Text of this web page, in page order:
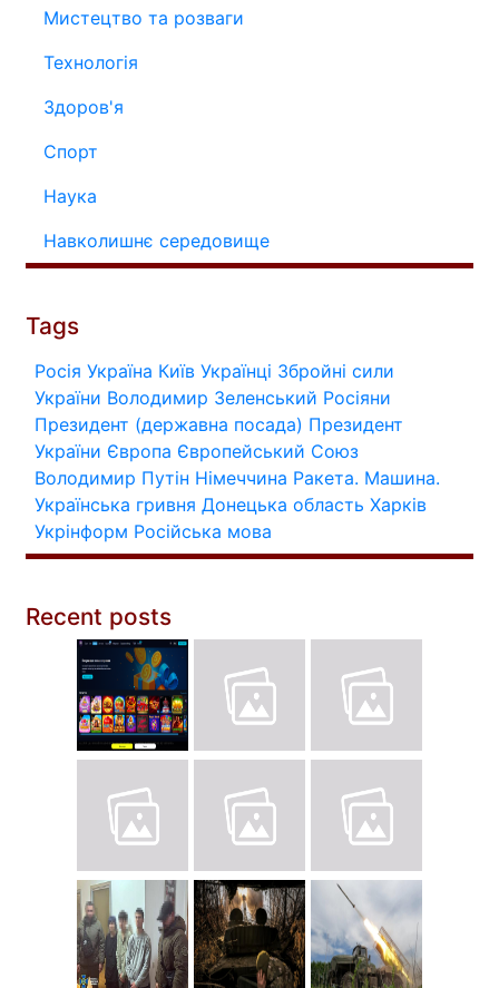
Мистецтво та розваги
Технологія
Здоров'я
Спорт
Наука
Навколишнє середовище
Tags
Росія Україна Київ Українці Збройні сили
України Володимир Зеленський Росіяни
Президент (державна посада) Президент
України Європа Європейський Союз
Володимир Путін Німеччина Ракета. Машина.
Українська гривня Донецька область Харків
Укрінформ Російська мова
Recent posts